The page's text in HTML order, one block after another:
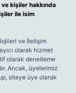
kişiler hakkında
ile isim
ve İletişim
olarak hizmet
olarak denetleme
Ancak, üyelerimiz
siteye üye olarak